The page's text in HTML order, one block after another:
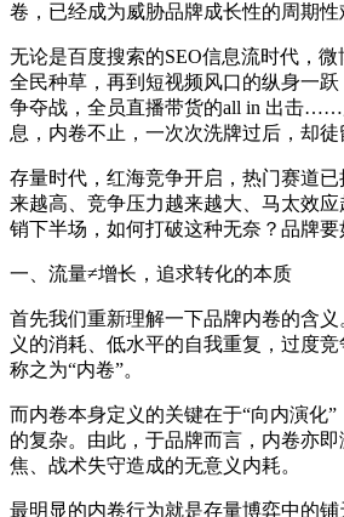
卷，已经成为威胁品牌成长性的周期性
无论是百度搜索的SEO信息流时代，
全民种草，再到短视频风口的纵身一
争夺战，全员直播带货的all in 出击
息，内卷不止，一次次洗牌过后，却徒
存量时代，红海竞争开启，热门赛道
来越高、竞争压力越来越大、马太效
销下半场，如何打破这种无奈？品牌要
一、流量≠增长，追求转化的本质
首先我们重新理解一下品牌内卷的含
义的消耗、低水平的自我重复，过度
称之为“内卷”。
而内卷本身定义的关键在于“向内演化
的复杂。由此，于品牌而言，内卷亦
焦、战术失守造成的无意义内耗。
最明显的内卷行为就是存量博弈中的